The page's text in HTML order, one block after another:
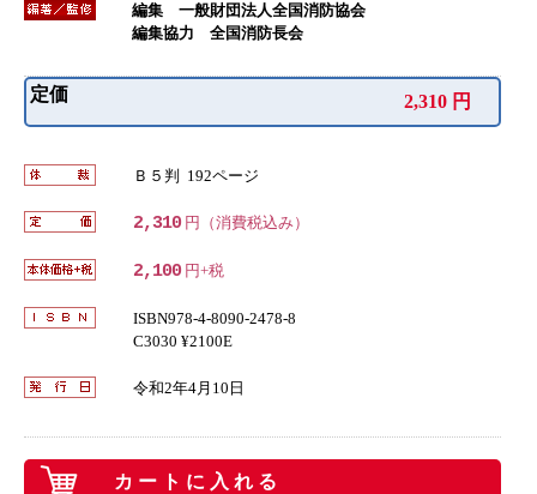
編集 一般財団法人全国消防協会
編集協力 全国消防長会
定価 2,310 円
Ｂ５判 192ページ
2,310 円（消費税込み）
2,100 円+税
ISBN978-4-8090-2478-8
C3030 ¥2100E
令和2年4月10日
カートに入れる